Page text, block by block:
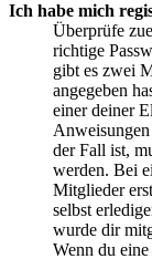
Ich habe mich
Überprüfe
richtige
gibt es zwei
angegeben
einer deiner
der Fall ist,
werden. Bei
Mitglieder
selbst
wurde dir
Wenn du